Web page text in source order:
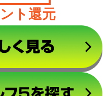
ト還元